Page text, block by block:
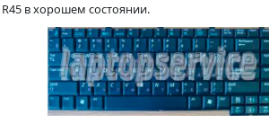
в хорошем состоянии.